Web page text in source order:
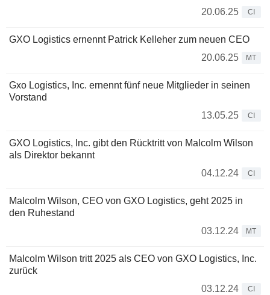
20.06.25
CI
GXO Logistics ernennt Patrick Kelleher zum neuen CEO
20.06.25
MT
Gxo Logistics, Inc. ernennt fünf neue Mitglieder in seinen
Vorstand
13.05.25
CI
GXO Logistics, Inc. gibt den Rücktritt von Malcolm Wilson
als Direktor bekannt
04.12.24
CI
Malcolm Wilson, CEO von GXO Logistics, geht 2025 in
den Ruhestand
03.12.24
MT
Malcolm Wilson tritt 2025 als CEO von GXO Logistics, Inc.
zurück
03.12.24
CI